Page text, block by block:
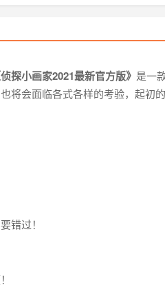
侦探小画家2021最新官方版》 是一
将会面临各式各样的考验，起初
错过！